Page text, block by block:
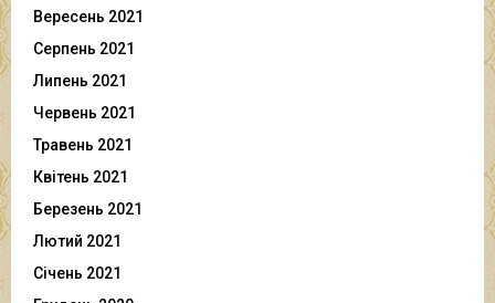
Вересень 2021
Серпень 2021
Липень 2021
Червень 2021
Травень 2021
Квітень 2021
Березень 2021
Лютий 2021
Січень 2021